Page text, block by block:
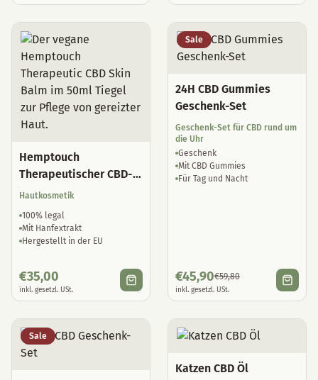
Hemptouch
Therapeutischer CBD-
Hautbalsam
Hautkosmetik
100% legal
Mit Hanfextrakt
Hergestellt in der EU
€35,00
inkl. gesetzl. USt.
Sale
24H CBD Gummies
Geschenk-Set
Geschenk-Set für CBD rund um
die Uhr
Geschenk
Mit CBD Gummies
Für Tag und Nacht
€45,90€59,80
inkl. gesetzl. USt.
Sale
Katzen CBD Öl